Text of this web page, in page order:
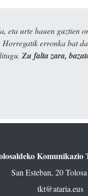
eta urte hauen guztien
Horregatik erronka bat
Zu falta zara,
Komunikazio
San Esteban, 20
tkt@ataria.eus